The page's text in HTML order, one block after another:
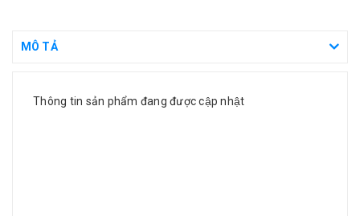
MÔ TẢ
Thông tin sản phẩm đang được cập nhật